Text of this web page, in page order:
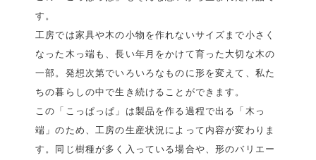
す。
工房では家具や木の小物を作れないサイズまで小さく
なった木っ端も、長い年月をかけて育った大切な木の
一部。発想次第でいろいろなものに形を変えて、私た
ちの暮らしの中で生き続けることができます。
この「こっぱっぱ」は製品を作る過程で出る「木っ
端」のため、工房の生産状況によって内容が変わりま
す。同じ樹種が多く入っている場合や、形のバリエー